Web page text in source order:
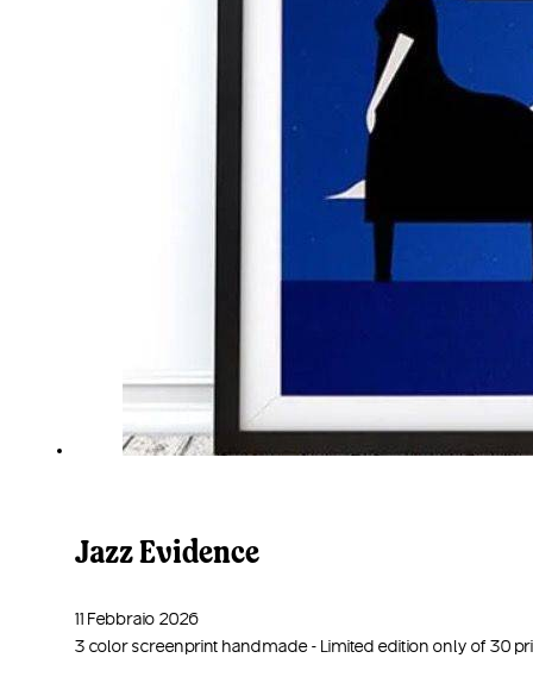
Jazz Evidence
11 Febbraio 2026
3 color screenprint handmade - Limited edition only of 30